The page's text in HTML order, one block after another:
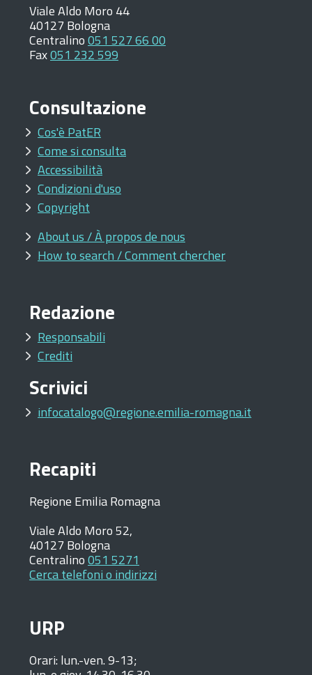
Viale Aldo Moro 44
40127 Bologna
Centralino051 527 66 00
Fax051 232 599
Consultazione
Cos'è PatER
Come si consulta
Accessibilità
Condizioni d'uso
Copyright
About us / À propos de nous
How to search / Comment chercher
Redazione
Responsabili
Crediti
Scrivici
infocatalogo@regione.emilia-romagna.it
Recapiti
Regione Emilia Romagna
Viale Aldo Moro 52,
40127 Bologna
Centralino051 5271
Cerca telefoni o indirizzi
URP
Orari: lun.-ven. 9-13;